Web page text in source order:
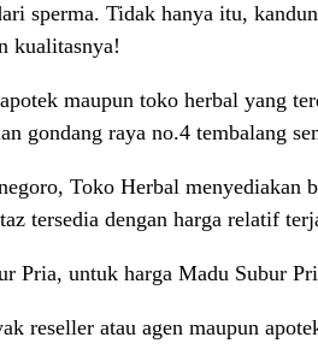
sperma. Tidak hanya itu,
kualitasnya!
maupun toko herbal yang
gondang raya no.4 tembalang
Toko Herbal
tersedia dengan harga relatif
untuk harga Madu Subur
reseller atau agen maupun